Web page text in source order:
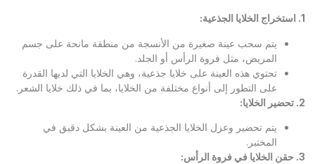
1. استخراج الخلايا الجذعية:
يتم سحب عينة صغيرة من الأنسجة من منطقة مانحة على جسم
المريض، مثل فروة الرأس أو الجلد.
تحتوي هذه العينة على خلايا جذعية، وهي الخلايا التي لديها القدرة
على التطور إلى أنواع مختلفة من الخلايا، بما في ذلك خلايا الشعر.
2. تحضير الخلايا:
يتم تحضير وعزل الخلايا الجذعية من العينة بشكل دقيق في
المختبر.
3. حقن الخلايا في فروة الرأس: